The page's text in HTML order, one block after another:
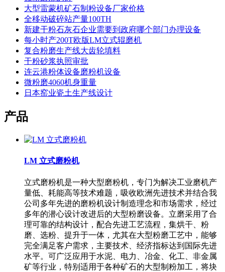
大型雷蒙机矿石制粉设备厂家价格
全移动破碎站产量100TH
新建干粉石灰石企业需要到政府哪个部门办理设备
每小时产200T欧版LM立式辊磨机
复合粉磨生产线大齿轮填料
干粉砂浆执照审批
连云港粉体设备磨粉机设备
微粉磨4060机身重量
日本窑业瓷土生产线设计
产品
LM 立式磨粉机
立式磨粉机是一种大型磨粉机，专门为解决工业磨机产
量低、耗能高等技术难题，吸收欧洲先进技术并结合我
公司多年先进的磨粉机设计制造理念和市场需求，经过
多年的潜心设计改进后的大型粉磨设备。立磨采用了合
理可靠的结构设计，配合先进工艺流程，集烘干、粉
磨、选粉、提升于一体，尤其在大型粉磨工艺中，能够
完全满足客户需求，主要技术、经济指标达到国际先进
水平。可广泛应用于水泥、电力、冶金、化工、非金属
矿等行业，特别适用于各种矿石的大型制粉加工，将块